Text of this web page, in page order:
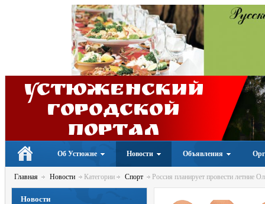
Устюженский
Городской
портал
Об Устюжне Новости Объявления
Главная Новости Категории Спорт Россия планирует провести летние
Новости